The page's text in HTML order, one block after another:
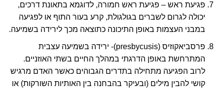
פגיעת ראש – פגיעת ראש חמורה, לדוגמא בתאונת דרכים,
יכולה לגרום לשברים בגולגולת, קרע בעור התוף או לפגיעה
במבני העצמות באופן התיכונה כתוצאה מכך לירידה בשמיעה.
פרסביאקוזיס (presbycusis)- ירידה בשמיעה עצבית
המתרחשת באופן הדרגתי במהלך החיים בשתי האוזניים.
לרוב הפגיעה מתחילה בתדרים הגבוהים כאשר האדם מרגיש
קושי להבין מילים (ובעיקר בהבחנה בין האותיות השורקות) או